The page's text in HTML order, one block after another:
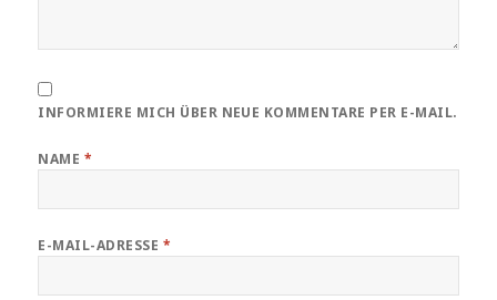
INFORMIERE MICH ÜBER NEUE KOMMENTARE PER E-MAIL.
NAME *
E-MAIL-ADRESSE *